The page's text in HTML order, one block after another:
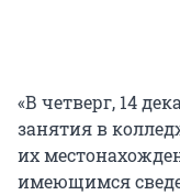
«В четверг, 14
занятия в
их
имеющимся